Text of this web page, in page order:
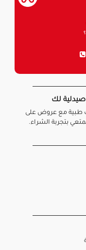
صيدلية لك
طبية مع عروض على
بتجربة الشراء.